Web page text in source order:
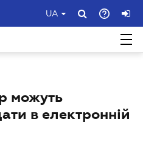
UA
можуть
в електронній